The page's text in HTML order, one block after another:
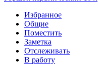
Избранное
Общие
Поместить
Заметка
Отслеживать
В работу